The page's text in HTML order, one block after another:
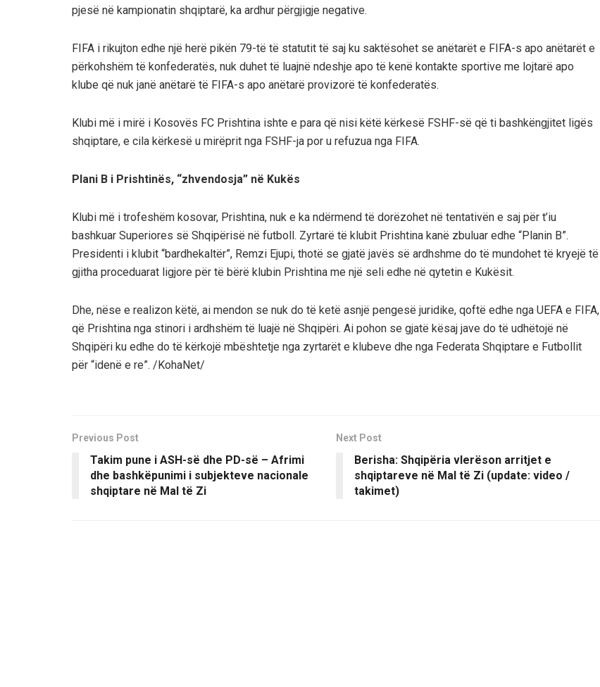
pjesë në kampionatin shqiptarë, ka ardhur përgjigje negative.
FIFA i rikujton edhe një herë pikën 79-të të statutit të saj ku saktësohet se anëtarët e FIFA-s apo anëtarët e
përkohshëm të konfederatës, nuk duhet të luajnë ndeshje apo të kenë kontakte sportive me lojtarë apo
klube që nuk janë anëtarë të FIFA-s apo anëtarë provizorë të konfederatës.
Klubi më i mirë i Kosovës FC Prishtina ishte e para që nisi këtë kërkesë FSHF-së që ti bashkëngjitet ligës
shqiptare, e cila kërkesë u mirëprit nga FSHF-ja por u refuzua nga FIFA.
Plani B i Prishtinës, “zhvendosja” në Kukës
Klubi më i trofeshëm kosovar, Prishtina, nuk e ka ndërmend të dorëzohet në tentativën e saj për t’iu
bashkuar Superiores së Shqipërisë në futboll. Zyrtarë të klubit Prishtina kanë zbuluar edhe “Planin B”.
Presidenti i klubit “bardhekaltër”, Remzi Ejupi, thotë se gjatë javës së ardhshme do të mundohet të kryejë të
gjitha proceduarat ligjore për të bërë klubin Prishtina me një seli edhe në qytetin e Kukësit.
Dhe, nëse e realizon këtë, ai mendon se nuk do të ketë asnjë pengesë juridike, qoftë edhe nga UEFA e FIFA,
që Prishtina nga stinori i ardhshëm të luajë në Shqipëri. Ai pohon se gjatë kësaj jave do të udhëtojë në
Shqipëri ku edhe do të kërkojë mbështetje nga zyrtarët e klubeve dhe nga Federata Shqiptare e Futbollit
për “idenë e re”. /KohaNet/
Previous Post
Takim pune i ASH-së dhe PD-së – Afrimi
dhe bashkëpunimi i subjekteve nacionale
shqiptare në Mal të Zi
Next Post
Berisha: Shqipëria vlerëson arritjet e
shqiptareve në Mal të Zi (update: video /
takimet)